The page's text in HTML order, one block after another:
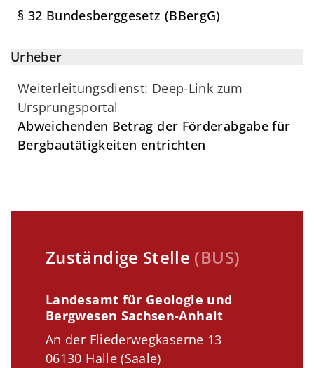
§ 32 Bundesberggesetz (BBergG)
Urheber
Weiterleitungsdienst: Deep-Link zum
Ursprungsportal
Abweichenden Betrag der Förderabgabe für
Bergbautätigkeiten entrichten
Zuständige Stelle (BUS)
Landesamt für Geologie und
Bergwesen Sachsen-Anhalt
An der Fliederwegkaserne 13
06130 Halle (Saale)